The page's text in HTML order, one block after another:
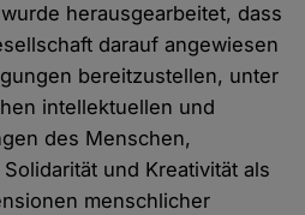
herausgearbeitet, dass
darauf angewiesen
bereitzustellen, unter
intellektuellen und
des Menschen,
und Kreativität als
menschlicher